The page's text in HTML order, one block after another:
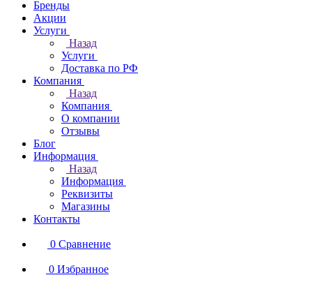
Бренды
Акции
Услуги
Назад
Услуги
Доставка по РФ
Компания
Назад
Компания
О компании
Отзывы
Блог
Информация
Назад
Информация
Реквизиты
Магазины
Контакты
0 Сравнение
0 Избранное